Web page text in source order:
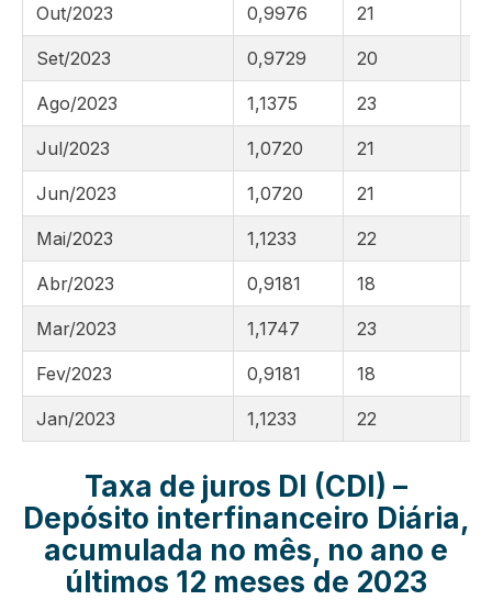
Out/2023 0,9976 21
Set/2023 0,9729 20
Ago/2023 1,1375 23
Jul/2023 1,0720 21
Jun/2023 1,0720 21
Mai/2023 1,1233 22
Abr/2023 0,9181 18
Mar/2023 1,1747 23
Fev/2023 0,9181 18
Jan/2023 1,1233 22
Taxa de juros DI (CDI) –
Depósito interfinanceiro Diária,
acumulada no mês, no ano e
últimos 12 meses de 2023